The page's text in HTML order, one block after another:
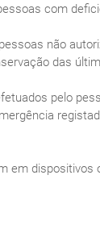
com
não
das
pelo
em